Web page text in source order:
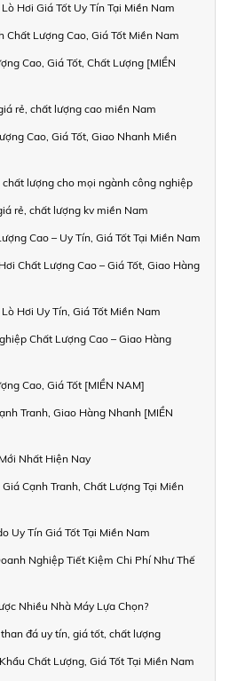
Hơi Giá Tốt Uy Tín Tại Miền Nam
Chất Lượng Cao, Giá Tốt Miền Nam
Cao, Giá Tốt, Chất Lượng [MIỀN
rẻ, chất lượng cao miền Nam
Cao, Giá Tốt, Giao Nhanh Miền
lượng cho mọi ngành công nghiệp
rẻ, chất lượng kv miền Nam
Cao – Uy Tín, Giá Tốt Tại Miền Nam
Chất Lượng Cao – Giá Tốt, Giao Hàng
Hơi Uy Tín, Giá Tốt Miền Nam
Chất Lượng Cao – Giao Hàng
Cao, Giá Tốt [MIỀN NAM]
Tranh, Giao Hàng Nhanh [MIỀN
Nhất Hiện Nay
Cạnh Tranh, Chất Lượng Tại Miền
Uy Tín Giá Tốt Tại Miền Nam
Nghiệp Tiết Kiệm Chi Phí Như Thế
Nhiều Nhà Máy Lựa Chọn?
đá uy tín, giá tốt, chất lượng
Chất Lượng, Giá Tốt Tại Miền Nam